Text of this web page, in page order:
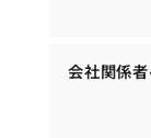
会社関係